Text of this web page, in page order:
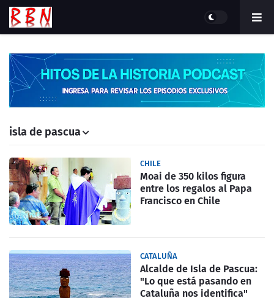
isla de pascua
CHILE
Moai de 350 kilos figura
entre los regalos al Papa
Francisco en Chile
CATALUÑA
Alcalde de Isla de Pascua:
"Lo que está pasando en
Cataluña nos identifica"